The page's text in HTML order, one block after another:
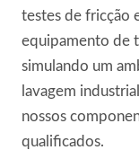
testes de fricção
equipamento de
simulando um
lavagem
nossos
qualificados.